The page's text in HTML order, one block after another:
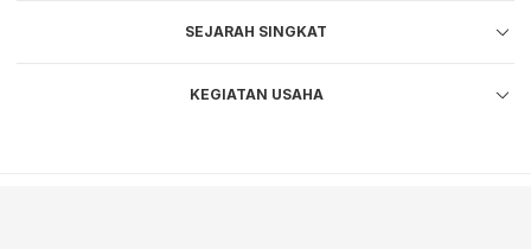
SEJARAH SINGKAT
KEGIATAN USAHA